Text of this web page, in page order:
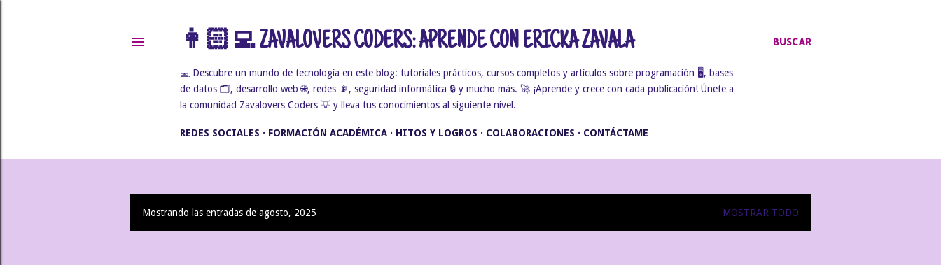
BUSCAR
👩🏻‍💻 ZAVALOVERS CODERS: APRENDE CON ERICKA ZAVALA
💻 Descubre un mundo de tecnología en este blog: tutoriales prácticos, cursos completos y artículos sobre programación 🖥️, bases
de datos 🗂️, desarrollo web 🌐, redes 📡, seguridad informática 🔒 y mucho más. 🚀 ¡Aprende y crece con cada publicación! Únete a
la comunidad Zavalovers Coders 💡 y lleva tus conocimientos al siguiente nivel.
REDES SOCIALES FORMACIÓN ACADÉMICA HITOS Y LOGROS COLABORACIONES CONTÁCTAME
E
Mostrando las entradas de agosto, 2025 MOSTRAR TODO